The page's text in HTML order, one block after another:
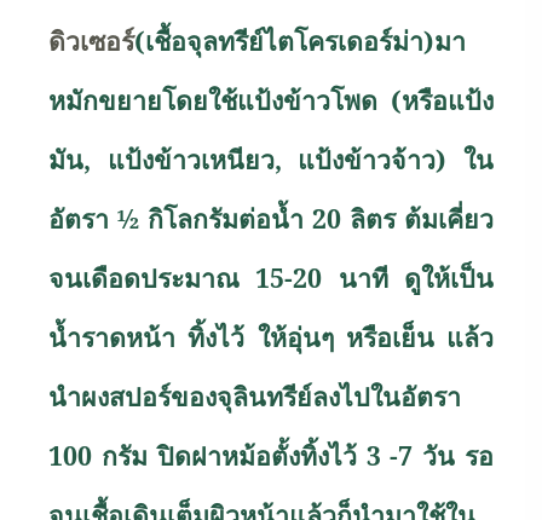
ดิวเซอร์(เชื้อจุลทรีย์ไตโครเดอร์ม่า)มา
หมักขยายโดยใช้แป้งข้าวโพด (หรือแป้ง
มัน, แป้งข้าวเหนียว, แป้งข้าวจ้าว) ใน
อัตรา ½ กิโลกรัมต่อน้ำ 20 ลิตร ต้มเคี่ยว
จนเดือดประมาณ 15-20 นาที ดูให้เป็น
น้ำราดหน้า ทิ้งไว้ ให้อุ่นๆ หรือเย็น แล้ว
นำผงสปอร์ของจุลินทรีย์ลงไปในอัตรา
100 กรัม ปิดฝาหม้อตั้งทิ้งไว้ 3 -7 วัน รอ